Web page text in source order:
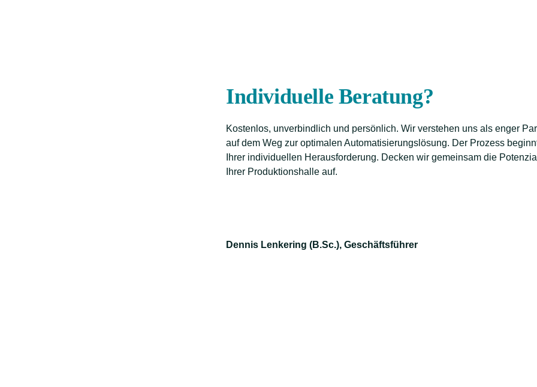
Individuelle Beratung?
Kostenlos, unverbindlich und persönlich. Wir verstehen uns als enger
auf dem Weg zur optimalen Automatisierungslösung. Der Prozess
Ihrer individuellen Herausforderung. Decken wir gemeinsam die
Ihrer Produktionshalle auf.
Dennis Lenkering (B.Sc.), Geschäftsführer